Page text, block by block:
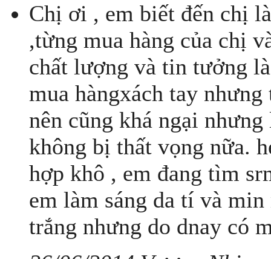
Chị ơi , em biết đến chị
,từng mua hàng của chị
chất lượng và tin tưởng
mua hàngxách tay
nên cũng khá ngại
không bị thất vọng nữa.
hợp khô , em đang tìm
em làm sáng da tí và
trắng nhưng do dnay có